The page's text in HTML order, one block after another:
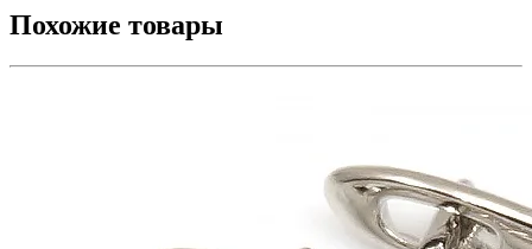
Похожие товары